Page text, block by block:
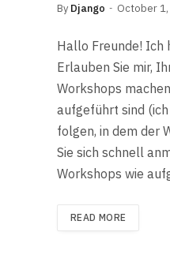
By Django October
Hallo Freunde! Ich
Erlauben Sie mir,
Workshops
aufgeführt sind
folgen, in dem der
Sie sich schnell
Workshops wie
READ MORE